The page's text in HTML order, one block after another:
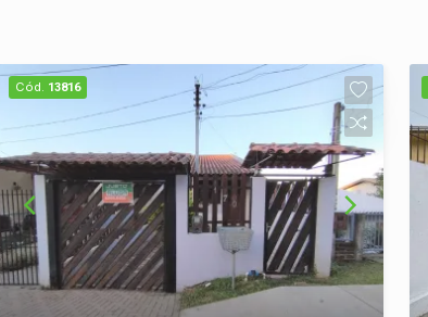
Cód. 13816